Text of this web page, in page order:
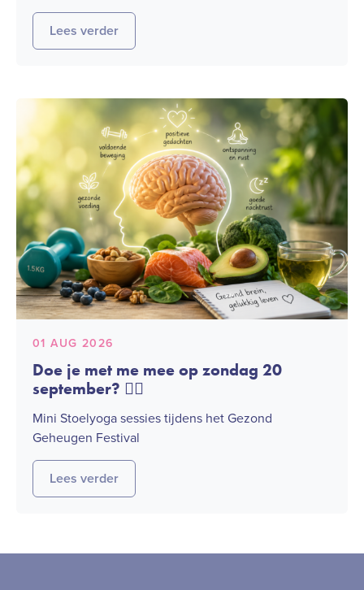
Lees verder
01 AUG 2026
Doe je met me mee op zondag 20
september? 🧘‍♀️
Mini Stoelyoga sessies tijdens het Gezond
Geheugen Festival
Lees verder